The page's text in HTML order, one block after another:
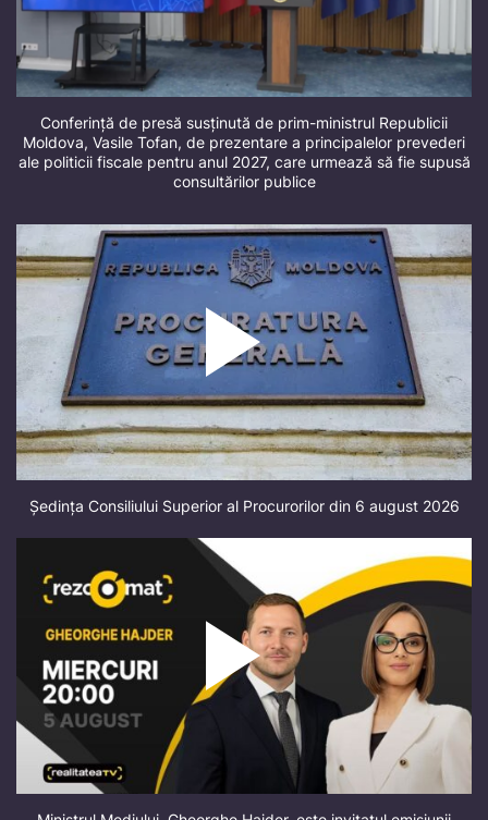
Conferință de presă susținută de prim-ministrul Republicii
Moldova, Vasile Tofan, de prezentare a principalelor prevederi
ale politicii fiscale pentru anul 2027, care urmează să fie supusă
consultărilor publice
Ședința Consiliului Superior al Procurorilor din 6 august 2026